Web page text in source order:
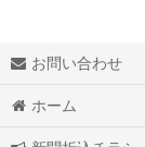
お問い合わせ
ホーム